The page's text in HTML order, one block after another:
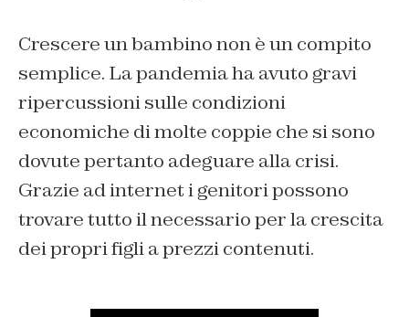
Crescere un bambino non è un compito
semplice. La pandemia ha avuto gravi
ripercussioni sulle condizioni
economiche di molte coppie che si sono
dovute pertanto adeguare alla crisi.
Grazie ad internet i genitori possono
trovare tutto il necessario per la crescita
dei propri figli a prezzi contenuti.